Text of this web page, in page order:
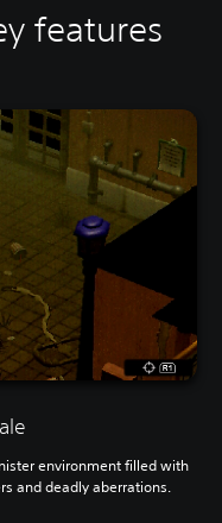
features
environment filled with
and deadly aberrations.